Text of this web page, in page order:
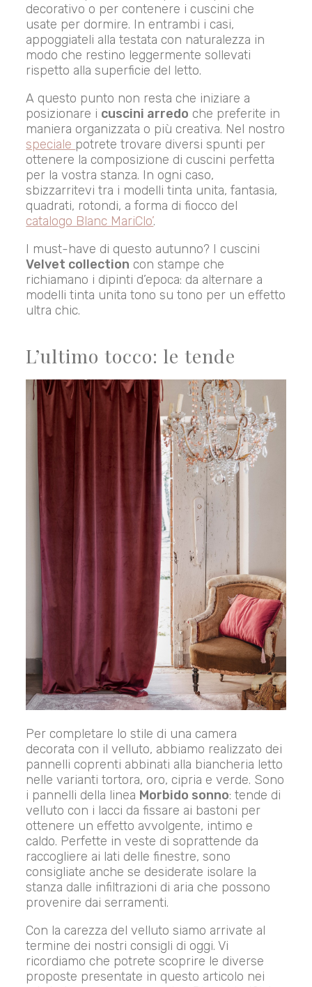
decorativo o per contenere i cuscini che
usate per dormire. In entrambi i casi,
appoggiateli alla testata con naturalezza in
modo che restino leggermente sollevati
rispetto alla superficie del letto.
A questo punto non resta che iniziare a
posizionare i cuscini arredo che preferite in
maniera organizzata o più creativa. Nel nostro
speciale potrete trovare diversi spunti per
ottenere la composizione di cuscini perfetta
per la vostra stanza. In ogni caso,
sbizzarritevi tra i modelli tinta unita, fantasia,
quadrati, rotondi, a forma di fiocco del
catalogo Blanc MariClo’.
I must-have di questo autunno? I cuscini
Velvet collection con stampe che
richiamano i dipinti d’epoca: da alternare a
modelli tinta unita tono su tono per un effetto
ultra chic.
L’ultimo tocco: le tende
Per completare lo stile di una camera
decorata con il velluto, abbiamo realizzato dei
pannelli coprenti abbinati alla biancheria letto
nelle varianti tortora, oro, cipria e verde. Sono
i pannelli della linea Morbido sonno: tende di
velluto con i lacci da fissare ai bastoni per
ottenere un effetto avvolgente, intimo e
caldo. Perfette in veste di soprattende da
raccogliere ai lati delle finestre, sono
consigliate anche se desiderate isolare la
stanza dalle infiltrazioni di aria che possono
provenire dai serramenti.
Con la carezza del velluto siamo arrivate al
termine dei nostri consigli di oggi. Vi
ricordiamo che potrete scoprire le diverse
proposte presentate in questo articolo nei